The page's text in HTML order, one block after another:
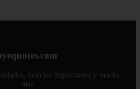
noticias impactantes y mucho
mas